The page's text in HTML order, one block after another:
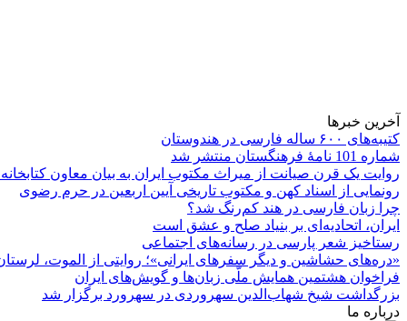
آخرین خبرها
کتیبه‌های ۶۰۰ ساله فارسی در هندوستان
شماره 101 نامۀ فرهنگستان منتشر شد
روایت یک قرن صیانت از میراث مکتوب ایران به بیان معاون
رونمایی از اسناد کهن و مکتوب تاریخی آیین اربعین در حرم رضوی
چرا زبان فارسی در هند کم‌رنگ شد؟
ایران، اتحادیه‌ای بر بنیاد صلح و عشق است
رستاخیز شعر پارسی در رسانه‌های اجتماعی
«دره‌های حشاشین و دیگر سفرهای ایرانی»؛ روایتی از الموت، لرستان
فراخوان هشتمین همایش ملّی زبان‌ها و گویش‌های ایران
بزرگداشت شیخ شهاب‌الدین سهروردی در سهرورد برگزار شد
درباره ما